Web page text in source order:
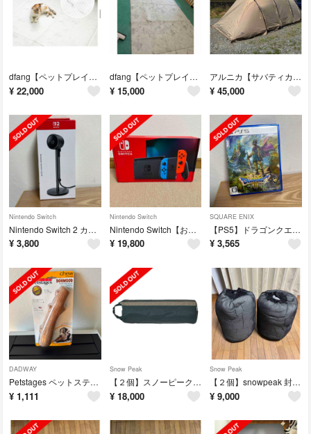
dfang【ペットプレイマット 厚み5mm 折りたたみタイプ】長さ420cm
¥ 22,000
dfang【ペットプレイマット 厚み5mm 折りたたみタイプ】
¥ 15,000
アルニカ【サバティカル】
¥ 45,000
Nintendo Switch
Nintendo Switch 2 カメラ
¥ 3,800
Nintendo Switch
Nintendo Switch【おまけ付き】
¥ 19,800
SQUARE ENIX
【PS5】ドラゴンクエストIII そして伝説へ…
¥ 3,565
DADWAY
Petstages ペットステージ ウッディータフ・スティック ジャイアント
¥ 1,111
Snow Peak
【２個】スノーピーク グランドオフトン1000付属 キャンピングマット
¥ 18,000
Snow Peak
【２個】snowpeak 封筒型シュラフ シングル グレー BD-105GY
¥ 9,000